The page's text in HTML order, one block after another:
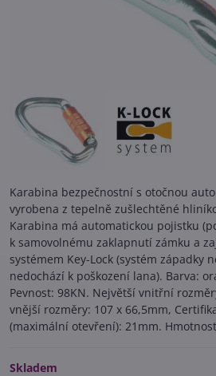
Karabina bezpečnostní s otočnou
vyrobena z tepelně zušlechtěné
Karabina má automatickou pojistku
k samovolnému zaklapnutí zámku a
systémem Key-Lock (systém západky
nedochází k poškození lana). Barva:
Pevnost: 98KN. Největší vnitřní
vnější rozměry: 107 x 66,5mm,
(maximální otevření): 21mm.
Skladem